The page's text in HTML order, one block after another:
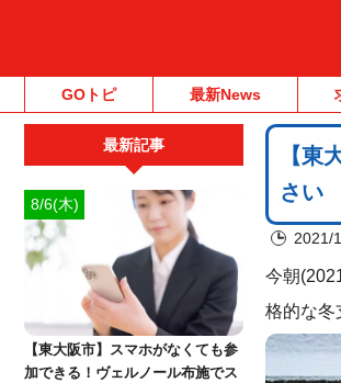
GOトピ 最新News
【東
さい
2021/
今朝
格的な冬
最新記事
8/6(木)
【東大阪市】スマホがなくても参
加できる！ヴェルノール布施でス